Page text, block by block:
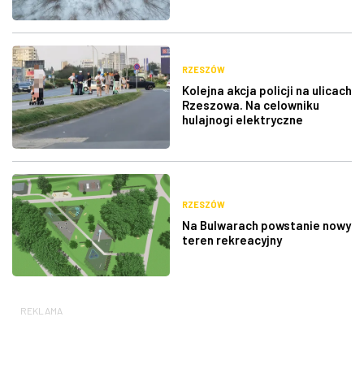
RZESZÓW
Kolejna akcja policji na ulicach
Rzeszowa. Na celowniku
hulajnogi elektryczne
RZESZÓW
Na Bulwarach powstanie nowy
teren rekreacyjny
REKLAMA